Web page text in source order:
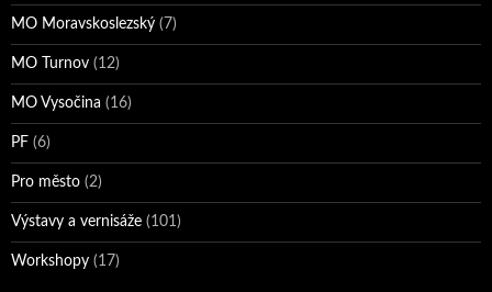
MO Moravskoslezský (7)
MO Turnov (12)
MO Vysočina (16)
PF (6)
Pro město (2)
Výstavy a vernisáže (101)
Workshopy (17)